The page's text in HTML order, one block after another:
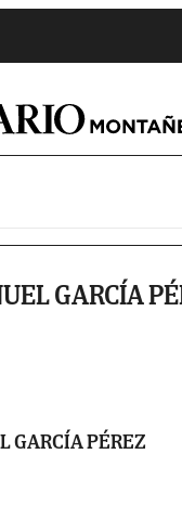
GARCÍA
GARCÍA PÉREZ